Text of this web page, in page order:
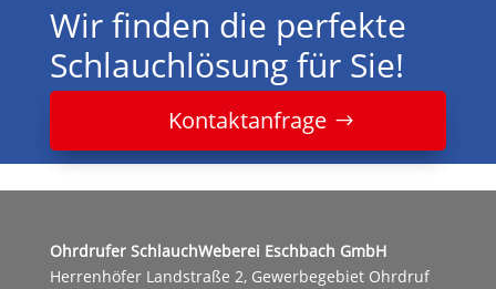
Wir finden die perfekte
Schlauchlösung für Sie!
Kontaktanfrage
Ohrdrufer SchlauchWeberei Eschbach GmbH
Herrenhöfer Landstraße 2, Gewerbegebiet Ohrdruf